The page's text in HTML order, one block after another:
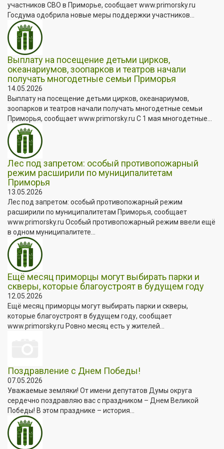
участников СВО в Приморье, сообщает www.primorsky.ru
Госдума одобрила новые меры поддержки участников...
Выплату на посещение детьми цирков,
океанариумов, зоопарков и театров начали
получать многодетные семьи Приморья
14.05.2026
Выплату на посещение детьми цирков, океанариумов,
зоопарков и театров начали получать многодетные семьи
Приморья, сообщает www.primorsky.ru С 1 мая многодетные...
Лес под запретом: особый противопожарный
режим расширили по муниципалитетам
Приморья
13.05.2026
Лес под запретом: особый противопожарный режим
расширили по муниципалитетам Приморья, сообщает
www.primorsky.ru Особый противопожарный режим ввели ещё
в одном муниципалитете...
Ещё месяц приморцы могут выбирать парки и
скверы, которые благоустроят в будущем году
12.05.2026
Ещё месяц приморцы могут выбирать парки и скверы,
которые благоустроят в будущем году, сообщает
www.primorsky.ru Ровно месяц есть у жителей...
Поздравление с Днем Победы!
07.05.2026
Уважаемые земляки! От имени депутатов Думы округа
сердечно поздравляю вас с праздником – Днем Великой
Победы! В этом празднике – история...